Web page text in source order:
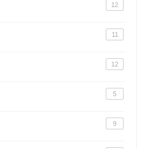
12
11
12
5
9